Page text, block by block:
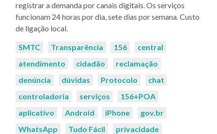
registrar a demanda por canais digitais. Os serviços
funcionam 24 horas por dia, sete dias por semana. Custo
de ligação local.
Palavras-
SMTC Transparência 156
central
atendimento
cidadão
reclamação
denúncia
dúvidas Protocolo
chat
controladoria
serviços
156+POA
aplicativo
Android iPhone
gov.br
WhatsApp
Tudo Fácil privacidade